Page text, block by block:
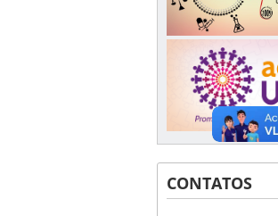
CONTATOS